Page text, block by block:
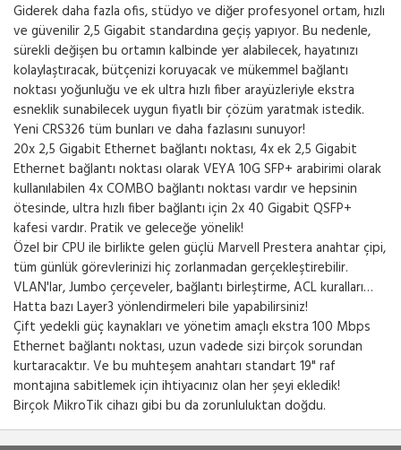
Giderek daha fazla ofis, stüdyo ve diğer profesyonel ortam, hızlı
ve güvenilir 2,5 Gigabit standardına geçiş yapıyor. Bu nedenle,
sürekli değişen bu ortamın kalbinde yer alabilecek, hayatınızı
kolaylaştıracak, bütçenizi koruyacak ve mükemmel bağlantı
noktası yoğunluğu ve ek ultra hızlı fiber arayüzleriyle ekstra
esneklik sunabilecek uygun fiyatlı bir çözüm yaratmak istedik.
Yeni CRS326 tüm bunları ve daha fazlasını sunuyor!
20x 2,5 Gigabit Ethernet bağlantı noktası, 4x ek 2,5 Gigabit
Ethernet bağlantı noktası olarak VEYA 10G SFP+ arabirimi olarak
kullanılabilen 4x COMBO bağlantı noktası vardır ve hepsinin
ötesinde, ultra hızlı fiber bağlantı için 2x 40 Gigabit QSFP+
kafesi vardır. Pratik ve geleceğe yönelik!
Özel bir CPU ile birlikte gelen güçlü Marvell Prestera anahtar çipi,
tüm günlük görevlerinizi hiç zorlanmadan gerçekleştirebilir.
VLAN'lar, Jumbo çerçeveler, bağlantı birleştirme, ACL kuralları…
Hatta bazı Layer3 yönlendirmeleri bile yapabilirsiniz!
Çift yedekli güç kaynakları ve yönetim amaçlı ekstra 100 Mbps
Ethernet bağlantı noktası, uzun vadede sizi birçok sorundan
kurtaracaktır. Ve bu muhteşem anahtarı standart 19" raf
montajına sabitlemek için ihtiyacınız olan her şeyi ekledik!
Birçok MikroTik cihazı gibi bu da zorunluluktan doğdu.